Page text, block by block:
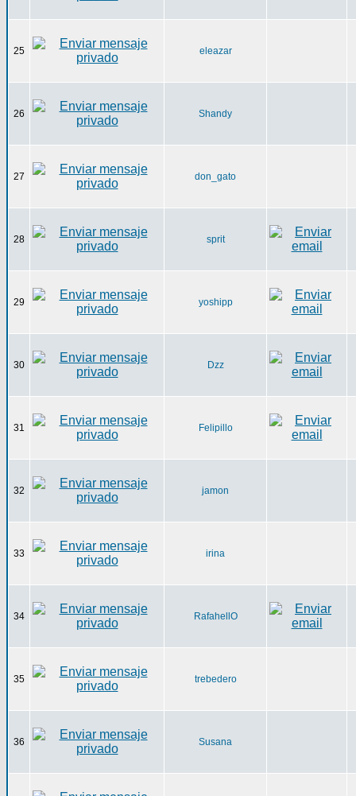
25 eleazar
26 Shandy
27 don_gato
28 sprit
29 yoshipp
30 Dzz
31 Felipillo
32 jamon
33 irina
34 RafahellO
35 trebedero
36 Susana